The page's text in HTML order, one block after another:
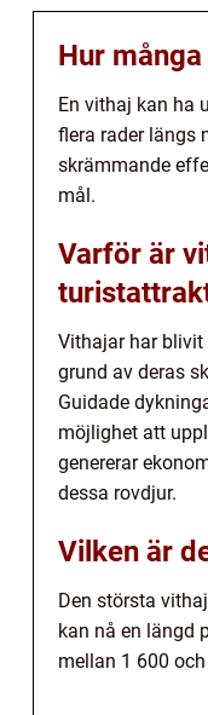
Hur
En vithaj kan ha
flera rader längs
skrämmande
mål.
Varför är
Vithajar har
grund av deras
Guidade
möjlighet att
genererar
dessa rovdjur.
Vilken är
Den största
kan nå en längd
mellan 1 600